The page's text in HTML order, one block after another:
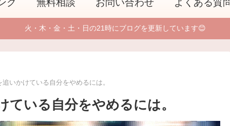
グ 無料相談 お問い合わせ よくある質
火・木・金・土・日の21時にブログを更新しています😊
いかけている自分をやめるには。
いる自分をやめるには。